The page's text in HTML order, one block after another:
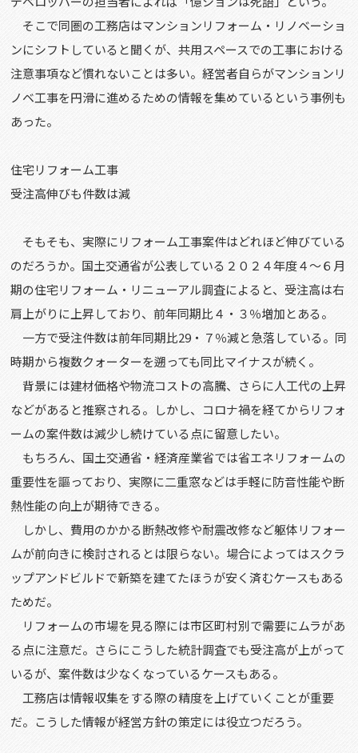
そこで同圏の工務店はマンションリフォーム・リノベーショ
ンにシフトしていると聞くが、共用スペースでの工事における
注意事項など慣れないことは多い。経営者自らがマンションリ
ノベ工事を円滑に進めるための情報を集めているという事例も
あった。
住宅リフォーム工事
受注高伸びも件数は減
そもそも、実際にリフォーム工事案件はどれほど伸びている
のだろうか。国土交通省が公表している２０２４年度４～６月
期の住宅リフォーム・リニューアル調査によると、受注高は右
肩上がりに上昇しており、前年同期比４・３％増加とある。
一方で受注件数は前年同期比29・７％減と急落している。同
時期から複数クォーターを遡っても同比マイナスが続く。
背景には建材価格や物流コストの高騰、さらに人工代の上昇
などがあると推察される。しかし、コロナ禍を経てからリフォ
ームの案件数は減少し続けている点に留意したい。
もちろん、国土交通省・経済産業省では省エネリフォームの
重要性を謳っており、実際に二重窓などは手軽に防音性能や断
熱性能の向上が期待できる。
しかし、費用のかかる断熱改修や耐震改修など躯体リフォー
ムが前向きに検討されるとは限らない。場合によってはスクラ
ップアンドビルドで新築を建てたほうが安く済むケースもある
ためだ。
リフォームの市場を見る際には市区町村別で需要にムラがあ
る点に注意だ。さらにこうした統計調査でも受注高が上がって
いるが、案件数は少なくなっているケースもある。
工務店は情報収集をする際の精度を上げていくことが重要
だ。こうした情報が経営方針の策定には役立つだろう。